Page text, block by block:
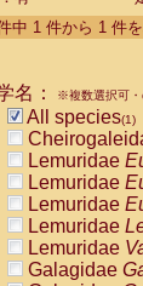
Cebidae
Cebidae
Cebidae
Cebidae
Cebidae
Cebidae
Atelidae
Atelidae
Atelidae
Atelidae
Atelidae
中 1 件から 1 件
名： ※複数選択可・
All species(1)
Lemuridae
Lemuridae
Lemuridae
Lemuridae
Lemuridae
Galagidae